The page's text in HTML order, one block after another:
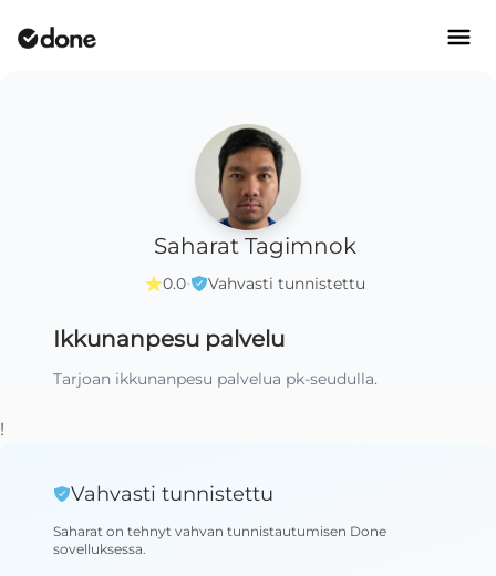
Saharat Tagimnok
0.0· Vahvasti tunnistettu
Ikkunanpesu palvelu
Tarjoan ikkunanpesu palvelua pk-seudulla.
!
Vahvasti tunnistettu
Saharat on tehnyt vahvan tunnistautumisen Done
sovelluksessa.